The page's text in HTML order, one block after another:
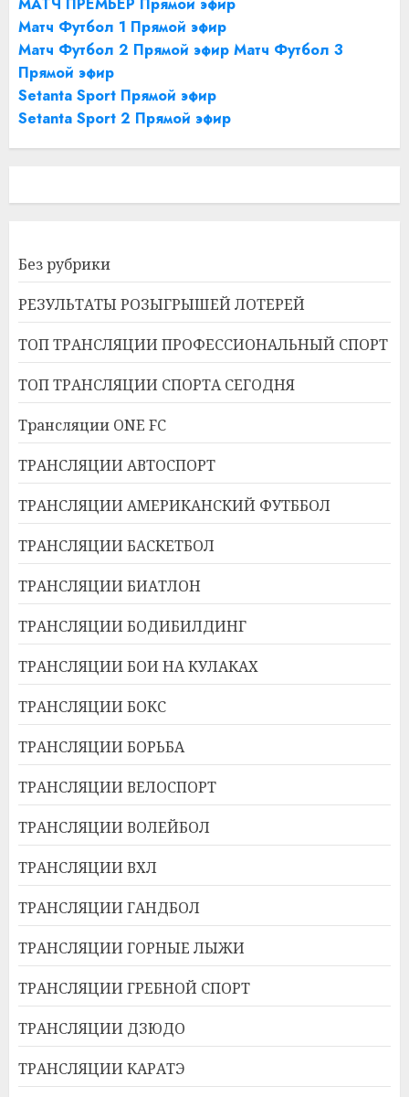
Матч Футбол 1 Прямой эфир
Матч Футбол 2 Прямой эфир Матч Футбол 3
Прямой эфир
Setanta Sport Прямой эфир
Setanta Sport 2 Прямой эфир
Без рубрики
РЕЗУЛЬТАТЫ РОЗЫГРЫШЕЙ ЛОТЕРЕЙ
ТОП ТРАНСЛЯЦИИ ПРОФЕССИОНАЛЬНЫЙ СПОРТ
ТОП ТРАНСЛЯЦИИ СПОРТА СЕГОДНЯ
Трансляции ONE FC
ТРАНСЛЯЦИИ АВТОСПОРТ
ТРАНСЛЯЦИИ АМЕРИКАНСКИЙ ФУТББОЛ
ТРАНСЛЯЦИИ БАСКЕТБОЛ
ТРАНСЛЯЦИИ БИАТЛОН
ТРАНСЛЯЦИИ БОДИБИЛДИНГ
ТРАНСЛЯЦИИ БОИ НА КУЛАКАХ
ТРАНСЛЯЦИИ БОКС
ТРАНСЛЯЦИИ БОРЬБА
ТРАНСЛЯЦИИ ВЕЛОСПОРТ
ТРАНСЛЯЦИИ ВОЛЕЙБОЛ
ТРАНСЛЯЦИИ ВХЛ
ТРАНСЛЯЦИИ ГАНДБОЛ
ТРАНСЛЯЦИИ ГОРНЫЕ ЛЫЖИ
ТРАНСЛЯЦИИ ГРЕБНОЙ СПОРТ
ТРАНСЛЯЦИИ ДЗЮДО
ТРАНСЛЯЦИИ КАРАТЭ